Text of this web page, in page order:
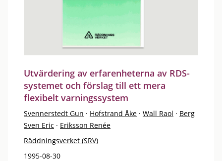
Utvärdering av erfarenheterna av RDS-
systemet och förslag till ett mera
flexibelt varningssystem
Svennerstedt Gun · Hofstrand Åke · Wall Raol · Berg
Sven Eric · Eriksson Renée
Räddningsverket (SRV)
1995-08-30